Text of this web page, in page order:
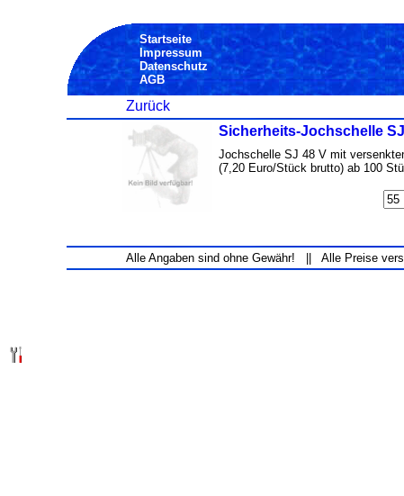
Startseite
Impressum
Datenschutz
AGB
Zurück
Sicherheits-Jochschelle
Jochschelle SJ 48 V mit
(7,20 Euro/Stück brutto) ab 100
Alle Angaben sind ohne Gewähr! || Alle Preise